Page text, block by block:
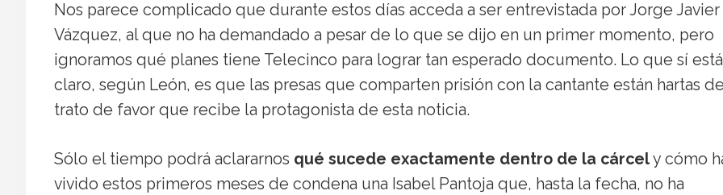
Nos parece complicado que durante estos días acceda a ser entrevistada por Jorge Javier
Vázquez, al que no ha demandado a pesar de lo que se dijo en un primer momento, pero
ignoramos qué planes tiene Telecinco para lograr tan esperado documento. Lo que sí está
claro, según León, es que las presas que comparten prisión con la cantante están hartas
trato de favor que recibe la protagonista de esta noticia.
Sólo el tiempo podrá aclararnos qué sucede exactamente dentro de la cárcely cómo
vivido estos primeros meses de condena una Isabel Pantoja que, hasta la fecha, no ha